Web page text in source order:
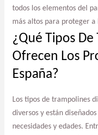
todos los elementos del
más altos para proteger a
¿Qué Tipos
Ofrecen Los
España?
Los tipos de trampolines
diversos y están
necesidades y edades.